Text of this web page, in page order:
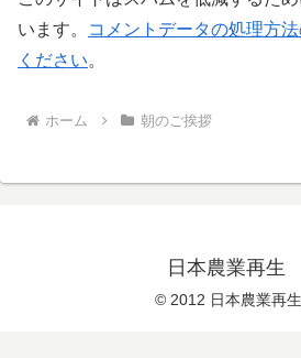
います。
コメントデータの処理方
ください。
ホーム 朝のご挨拶
日本農業再
© 2012 日本農業